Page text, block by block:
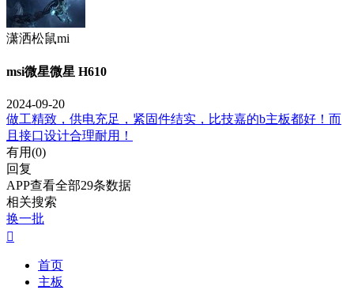
潇洒松鼠mi
msi微星微星 H610
2024-09-20
做工精致，供电充足，紧固件结实，比技嘉的b主板都好！而
且接口设计合理耐用！
有用(0)
回复
APP查看全部29条数据
相关搜索
换一批

首页
主板